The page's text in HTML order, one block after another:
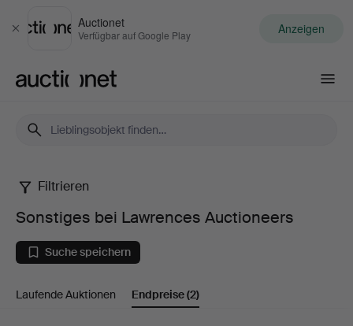
Schließen
Auctionet
Verfügbar auf Google Play Anzeigen
Sonstiges
bei
Lawrences
Auctioneers
Filtrieren
Sonstiges bei Lawrences Auctioneers
Suche speichern
Laufende Auktionen Endpreise(2)